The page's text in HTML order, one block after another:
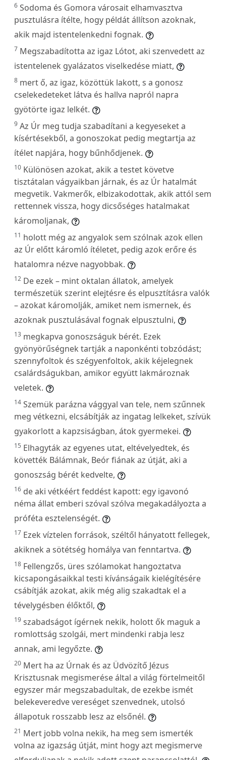
6 Sodoma és Gomora városait elhamvasztva
pusztulásra ítélte, hogy példát állítson azoknak,
akik majd istentelenkedni fognak.
7 Megszabadította az igaz Lótot, aki szenvedett az
istentelenek gyalázatos viselkedése miatt,
8 mert ő, az igaz, közöttük lakott, s a gonosz
cselekedeteket látva és hallva napról napra
gyötörte igaz lelkét.
9 Az Úr meg tudja szabadítani a kegyeseket a
kísértésekből, a gonoszokat pedig megtartja az
ítélet napjára, hogy bűnhődjenek.
10 Különösen azokat, akik a testet követve
tisztátalan vágyaikban járnak, és az Úr hatalmát
megvetik. Vakmerők, elbizakodottak, akik attól sem
rettennek vissza, hogy dicsőséges hatalmakat
káromoljanak,
11 holott még az angyalok sem szólnak azok ellen
az Úr előtt káromló ítéletet, pedig azok erőre és
hatalomra nézve nagyobbak.
12 De ezek – mint oktalan állatok, amelyek
természetük szerint elejtésre és elpusztításra valók
– azokat káromolják, amiket nem ismernek, és
azoknak pusztulásával fognak elpusztulni,
13 megkapva gonoszságuk bérét. Ezek
gyönyörűségnek tartják a naponkénti tobzódást;
szennyfoltok és szégyenfoltok, akik kéjelegnek
csalárdságukban, amikor együtt lakmároznak
veletek.
14 Szemük parázna vággyal van tele, nem szűnnek
meg vétkezni, elcsábítják az ingatag lelkeket, szívük
gyakorlott a kapzsiságban, átok gyermekei.
15 Elhagyták az egyenes utat, eltévelyedtek, és
követték Bálámnak, Beór fiának az útját, aki a
gonoszság bérét kedvelte,
16 de aki vétkéért feddést kapott: egy igavonó
néma állat emberi szóval szólva megakadályozta a
próféta esztelenségét.
17 Ezek víztelen források, széltől hányatott fellegek,
akiknek a sötétség homálya van fenntartva.
18 Fellengzős, üres szólamokat hangoztatva
kicsapongásaikkal testi kívánságaik kielégítésére
csábítják azokat, akik még alig szakadtak el a
tévelygésben élőktől,
19 szabadságot ígérnek nekik, holott ők maguk a
romlottság szolgái, mert mindenki rabja lesz
annak, ami legyőzte.
20 Mert ha az Úrnak és az Üdvözítő Jézus
Krisztusnak megismerése által a világ förtelmeitől
egyszer már megszabadultak, de ezekbe ismét
belekeveredve vereséget szenvednek, utolsó
állapotuk rosszabb lesz az elsőnél.
21 Mert jobb volna nekik, ha meg sem ismerték
volna az igazság útját, mint hogy azt megismerve